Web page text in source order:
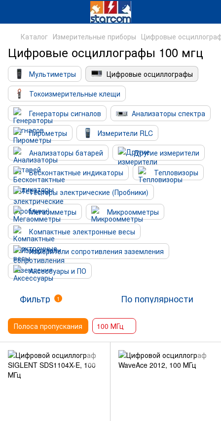
Каталог Измерительные приборы Цифровые
Цифровые осциллографы 100 мгц
Мультиметры
Цифровые осциллографы
Токоизмерительные клещи
Генераторы сигналов
Анализаторы спектра
Пирометры
Измерители RLC
Анализаторы батарей
Другие измерители
Бесконтактные индикаторы
Тепловизоры
Тестеры электрические (Пробники)
Мегаомметры
Микроомметры
Компактные электронные весы
Измерители сопротивления заземления
Аксессуары и ПО
Фильтр 1 По популярности
Полоса пропускания 100 МГц